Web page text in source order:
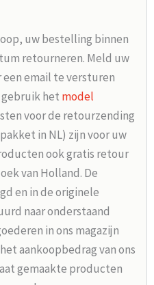
uw bestelling binnen
retourneren. Meld uw
email te versturen
het model
voor de retourzending
in NL) zijn voor uw
ook gratis retour
van Holland. De
en in de originele
naar onderstaand
in ons magazijn
aankoopbedrag van ons
gemaakte producten